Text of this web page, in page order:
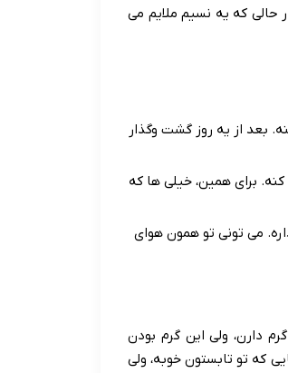
حالی که یه نسیم ملایم می
از یه روز گشت وگذار
برای همین، خیلی ها که
می تونی تو همون هوای
دارن، ولی این گرم بودن
که تو تابستون خوبه، ولی